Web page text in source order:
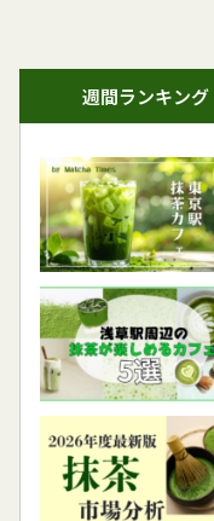
週間ランキング